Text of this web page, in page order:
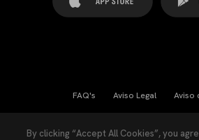
FAQ's Aviso Legal Aviso
By clicking “Accept All Cookies”, you